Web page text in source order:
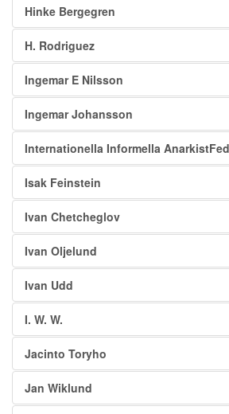
Hinke Bergegren
H. Rodriguez
Ingemar E Nilsson
Ingemar Johansson
Internationella Informella
Isak Feinstein
Ivan Chetcheglov
Ivan Oljelund
Ivan Udd
I. W. W.
Jacinto Toryho
Jan Wiklund